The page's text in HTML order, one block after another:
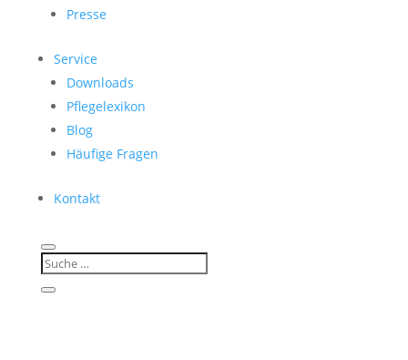
Presse
Service
Downloads
Pflegelexikon
Blog
Häufige Fragen
Kontakt